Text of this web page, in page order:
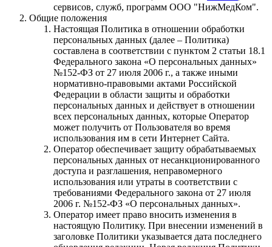
сервисов, служб, программ ООО "НижМедКом".
Общие положения
Настоящая Политика в отношении обработки
персональных данных (далее – Политика)
составлена в соответствии с пунктом 2 статьи 18.1
Федерального закона «О персональных данных»
№152-ФЗ от 27 июля 2006 г., а также иными
нормативно-правовыми актами Российской
Федерации в области защиты и обработки
персональных данных и действует в отношении
всех персональных данных, которые Оператор
может получить от Пользователя во время
использования им в сети Интернет Сайта.
Оператор обеспечивает защиту обрабатываемых
персональных данных от несанкционированного
доступа и разглашения, неправомерного
использования или утраты в соответствии с
требованиями Федерального закона от 27 июля
2006 г. №152-ФЗ «О персональных данных».
Оператор имеет право вносить изменения в
настоящую Политику. При внесении изменений в
заголовке Политики указывается дата последнего